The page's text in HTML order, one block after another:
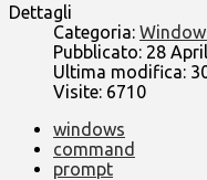
Dettagli
Categoria:
Pubblicato: 28
Ultima modifica:
Visite: 6710
windows
command
prompt